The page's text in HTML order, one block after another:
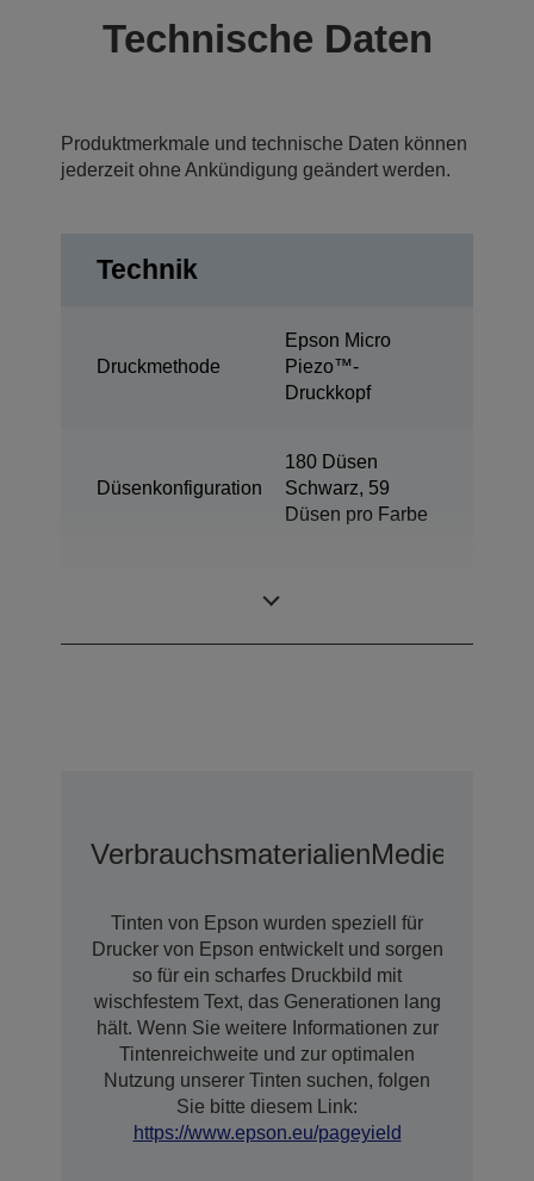
Technische Daten
Produktmerkmale und technische Daten können
jederzeit ohne Ankündigung geändert werden.
Technik
Druckmethode
Epson Micro
Piezo™-
Druckkopf
Düsenkonfiguration
180 Düsen
Schwarz, 59
Düsen pro Farbe
VerbrauchsmaterialienMedien
Tinten von Epson wurden speziell für
Drucker von Epson entwickelt und sorgen
so für ein scharfes Druckbild mit
wischfestem Text, das Generationen lang
hält. Wenn Sie weitere Informationen zur
Tintenreichweite und zur optimalen
Nutzung unserer Tinten suchen, folgen
Sie bitte diesem Link:
https://www.epson.eu/pageyield